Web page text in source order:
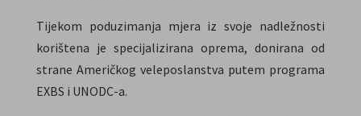
Tijekom poduzimanja mjera iz svoje nadležnosti
korištena je specijalizirana oprema, donirana od
strane Američkog veleposlanstva putem programa
EXBS i UNODC-a.